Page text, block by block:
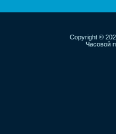
Copyright ©
Часовой